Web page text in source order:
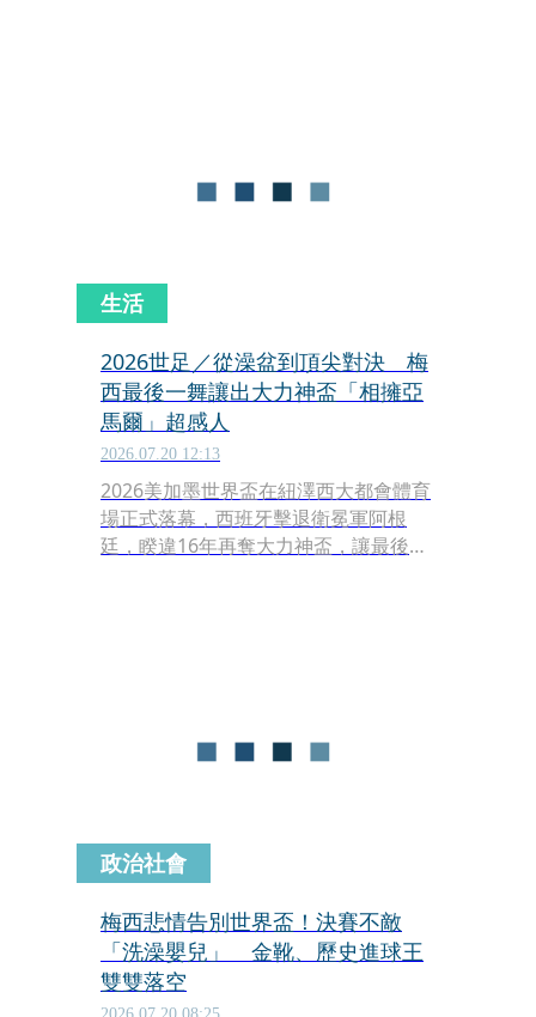
生活
2026世足／從澡盆到頂尖對決 梅
西最後一舞讓出大力神盃「相擁亞
馬爾」超感人
2026.07.20 12:13
2026美加墨世界盃在紐澤西大都會體育
場正式落幕，西班牙擊退衛冕軍阿根
廷，睽違16年再奪大力神盃，讓最後一
發球迷熱烈討論。
政治社會
梅西悲情告別世界盃！決賽不敵
「洗澡嬰兒」 金靴、歷史進球王
雙雙落空